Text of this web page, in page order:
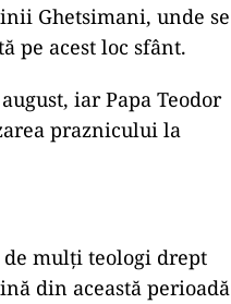
Ghetsimani, unde se
pe acest loc sfânt.
iar Papa Teodor
praznicului la
mulți teologi drept
din această perioadă